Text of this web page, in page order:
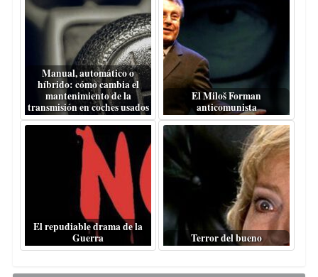
Manual, automático o
híbrido: cómo cambia el
mantenimiento de la
transmisión en coches usados
El Miloš Forman
anticomunista
El repudiable drama de la
Guerra
Terror del bueno